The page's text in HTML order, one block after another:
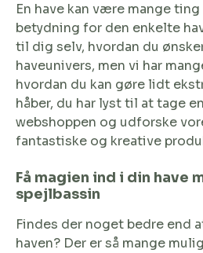
En have kan være mange
betydning for den enkelte
til dig selv, hvordan du
haveunivers, men vi har
hvordan du kan gøre lidt
håber, du har lyst til at tage
webshoppen og udforske
fantastiske og kreative
Få magien ind i din have
spejlbassin
Findes der noget bedre end
haven? Der er så mange